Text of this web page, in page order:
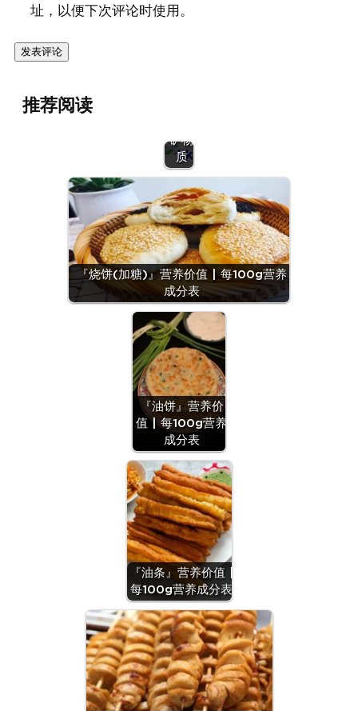
址，以便下次评论时使用。
推荐阅读
矿物
质
『烧饼(加糖)』营养价值 | 每100g营养
成分表
『油饼』营养价
值 | 每100g营养
成分表
『油条』营养价值 |
每100g营养成分表